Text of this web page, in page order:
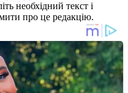
необхідний текст і
про це редакцію.